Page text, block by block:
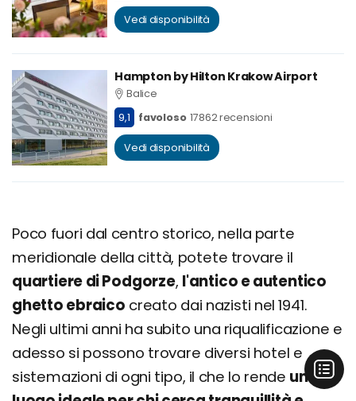
Vedi disponibilità
Hampton by Hilton Krakow Airport
Balice
9,1
favoloso 17862 recensioni
Vedi disponibilità
Poco fuori dal centro storico, nella parte
meridionale della città, potete trovare il
quartiere di Podgorze, l'antico e autentico
ghetto ebraico creato dai nazisti nel 1941.
Negli ultimi anni ha subito una riqualificazione e
adesso si possono trovare diversi hotel e
sistemazioni di ogni tipo, il che lo rende un